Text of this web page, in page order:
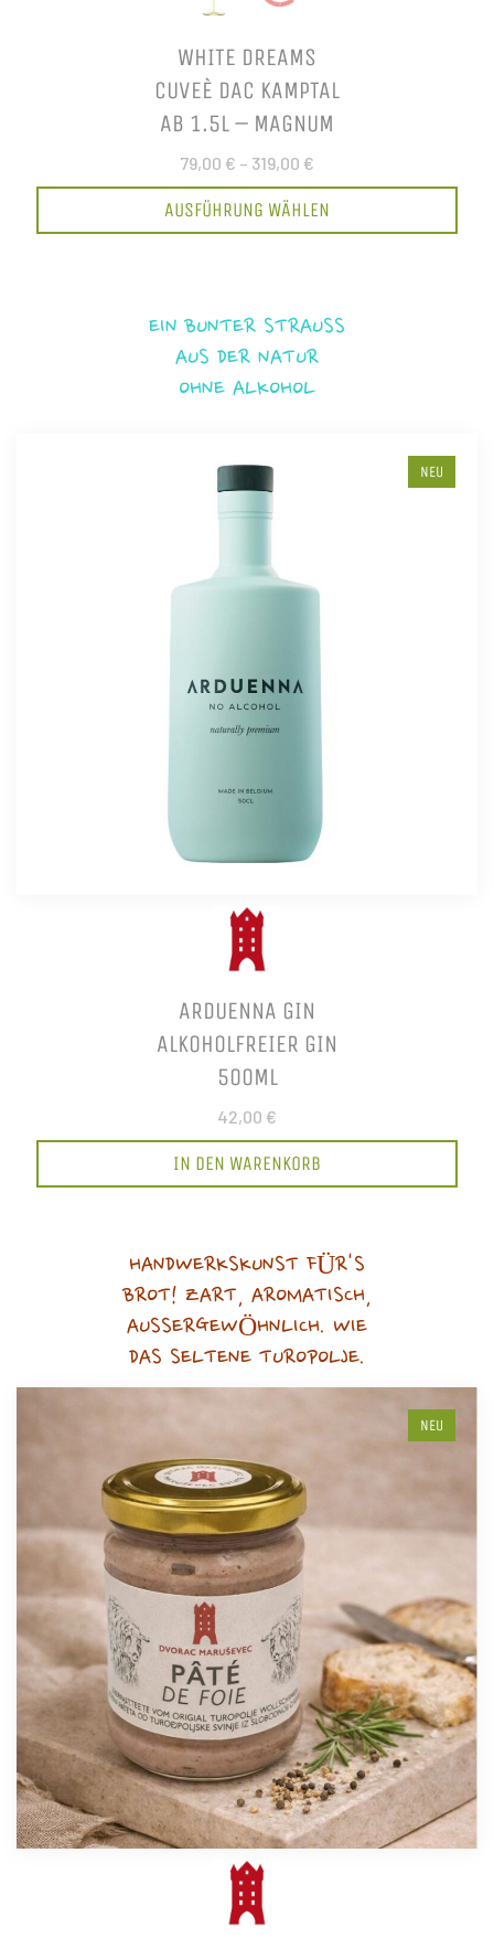
WHITE DREAMS
CUVEÈ DAC KAMPTAL
AB 1.5L – MAGNUM
79,00 € – 319,00 €
AUSFÜHRUNG WÄHLEN
EIN BUNTER STRAUSS
AUS DER NATUR
OHNE ALKOHOL
NEU
ARDUENNA GIN
ALKOHOLFREIER GIN
500ML
42,00 €
IN DEN WARENKORB
HANDWERKSKUNST FÜR'S
BROT! ZART, AROMATISCH,
AUSSERGEWÖHNLICH. WIE
DAS SELTENE TUROPOLJE.
NEU